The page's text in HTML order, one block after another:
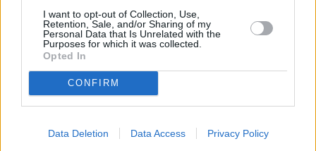
I want to opt-out of Collection, Use,
Retention, Sale, and/or Sharing of my
Personal Data that Is Unrelated with the
Purposes for which it was collected.
Opted In
CONFIRM
Data Deletion Data Access Privacy Policy
Deutsche im Knast
Japan und die Disziplin (